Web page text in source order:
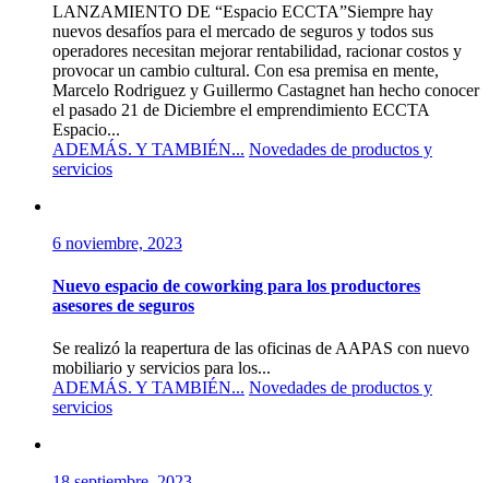
LANZAMIENTO DE “Espacio ECCTA”Siempre hay
nuevos desafíos para el mercado de seguros y todos sus
operadores necesitan mejorar rentabilidad, racionar costos y
provocar un cambio cultural. Con esa premisa en mente,
Marcelo Rodriguez y Guillermo Castagnet han hecho conocer
el pasado 21 de Diciembre el emprendimiento ECCTA
Espacio...
ADEMÁS. Y TAMBIÉN... Novedades de productos y
servicios
6 noviembre, 2023
Nuevo espacio de coworking para los productores
asesores de seguros
Se realizó la reapertura de las oficinas de AAPAS con nuevo
mobiliario y servicios para los...
ADEMÁS. Y TAMBIÉN... Novedades de productos y
servicios